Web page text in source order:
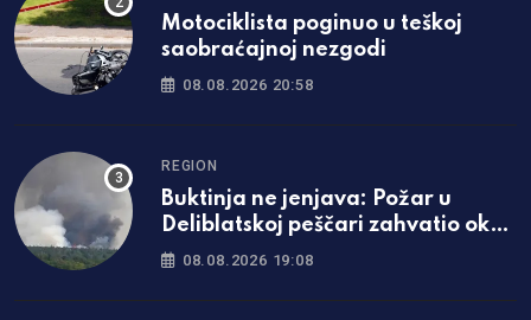
Motociklista poginuo u teškoj
saobraćajnoj nezgodi
08.08.2026 20:58
REGION
Buktinja ne jenjava: Požar u
Deliblatskoj peščari zahvatio oko
1.500 hektara šume i niskog
08.08.2026 19:08